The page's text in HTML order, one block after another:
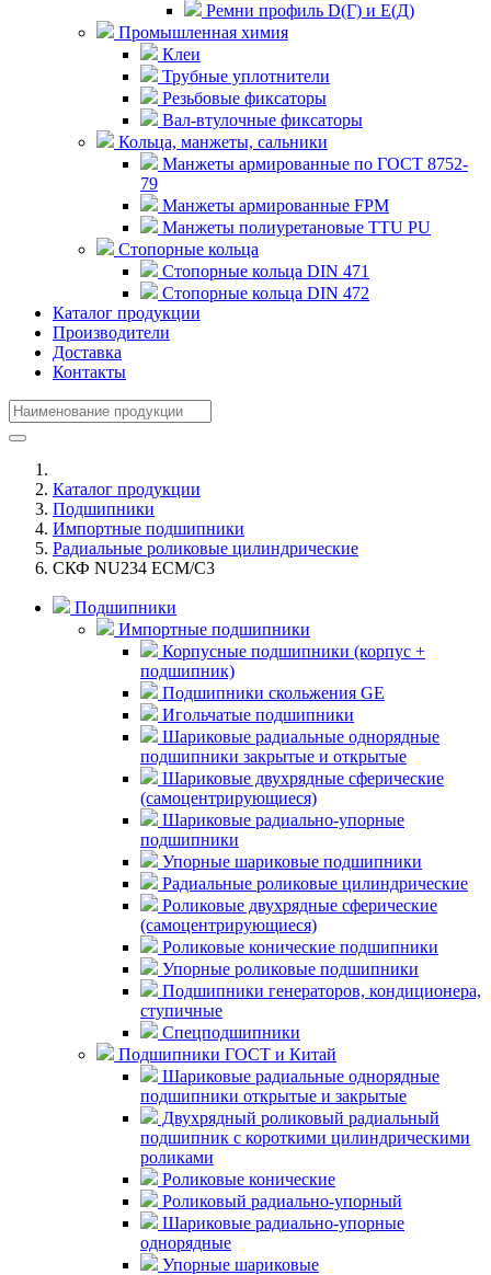
Ремни профиль D(Г) и E(Д)
Промышленная химия
Клеи
Трубные уплотнители
Резьбовые фиксаторы
Вал-втулочные фиксаторы
Кольца, манжеты, сальники
Манжеты армированные по ГОСТ 8752-
79
Манжеты армированные FPM
Манжеты полиуретановые TTU PU
Стопорные кольца
Стопорные кольца DIN 471
Стопорные кольца DIN 472
Каталог продукции
Производители
Доставка
Контакты
Каталог продукции
Подшипники
Импортные подшипники
Радиальные роликовые цилиндрические
СКФ NU234 ECM/C3
Подшипники
Импортные подшипники
Корпусные подшипники (корпус +
подшипник)
Подшипники скольжения GE
Игольчатые подшипники
Шариковые радиальные однорядные
подшипники закрытые и открытые
Шариковые двухрядные сферические
(самоцентрирующиеся)
Шариковые радиально-упорные
подшипники
Упорные шариковые подшипники
Радиальные роликовые цилиндрические
Роликовые двухрядные сферические
(самоцентрирующиеся)
Роликовые конические подшипники
Упорные роликовые подшипники
Подшипники генераторов, кондиционера,
ступичные
Спецподшипники
Подшипники ГОСТ и Китай
Шариковые радиальные однорядные
подшипники открытые и закрытые
Двухрядный роликовый радиальный
подшипник с короткими цилиндрическими
роликами
Роликовые конические
Роликовый радиально-упорный
Шариковые радиально-упорные
однорядные
Упорные шариковые